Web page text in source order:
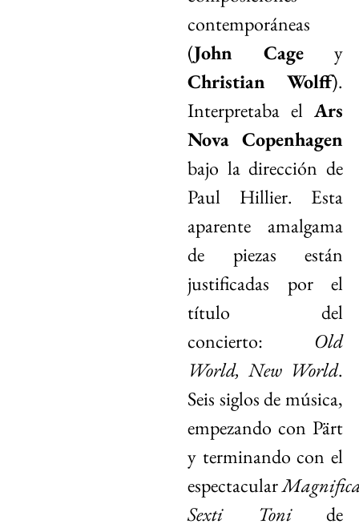
contemporáneas
(John Cage y
Christian Wolff).
Interpretaba el Ars
Nova Copenhagen
bajo la dirección de
Paul Hillier. Esta
aparente amalgama
de piezas están
justificadas por el
título del
concierto: Old
World, New World.
Seis siglos de música,
empezando con Pärt
y terminando con el
espectacular
Sexti Tonide